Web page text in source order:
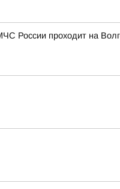
России проходит на